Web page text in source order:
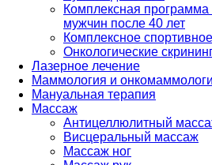
Комплексная
мужчин после 40 лет
Комплексное
Онкологические
Лазерное лечение
Маммология и
Мануальная терапия
Массаж
Антицеллюлитный
Висцеральный массаж
Массаж ног